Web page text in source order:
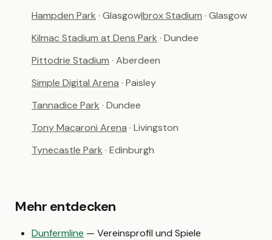
Hampden Park · GlasgowIbrox Stadium · Glasgow
Kilmac Stadium at Dens Park · Dundee
Pittodrie Stadium · Aberdeen
Simple Digital Arena · Paisley
Tannadice Park · Dundee
Tony Macaroni Arena · Livingston
Tynecastle Park · Edinburgh
Mehr entdecken
Dunfermline — Vereinsprofil und Spiele